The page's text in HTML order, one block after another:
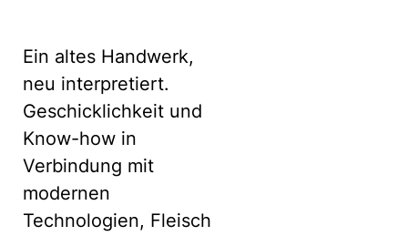
Ein altes Handwerk,
neu interpretiert.
Geschicklichkeit und
Know-how in
Verbindung mit
modernen
Technologien, Fleisch